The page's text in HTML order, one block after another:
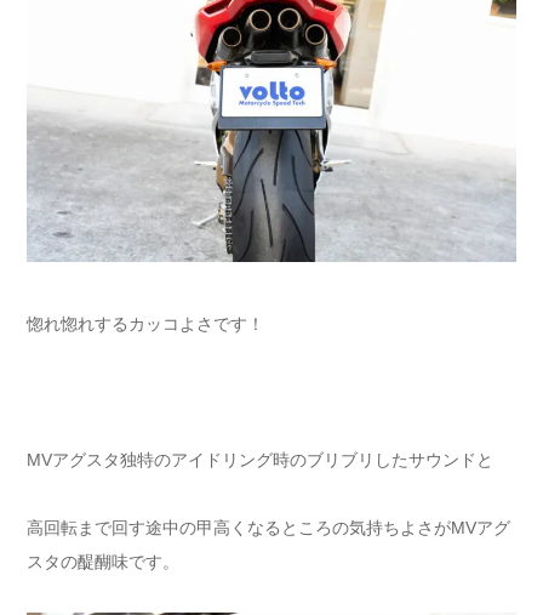
惚れ惚れするカッコよさです！
MVアグスタ独特のアイドリング時のブリブリしたサウンドと
高回転まで回す途中の甲高くなるところの気持ちよさがMVアグ
スタの醍醐味です。